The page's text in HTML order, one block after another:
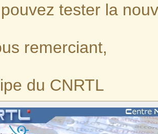
tester la
remerciant,
du CNRTL